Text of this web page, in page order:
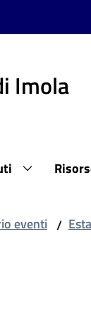
Imola
eventi /